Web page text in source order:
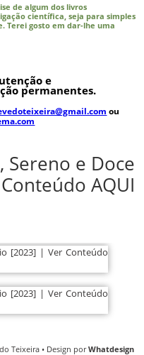
de algum dos livros
científica, seja para simples
Terei gosto em dar-lhe uma
e
permanentes.
ou
Sereno e Doce
AQUI
Teixeira • Design porWhatdesign